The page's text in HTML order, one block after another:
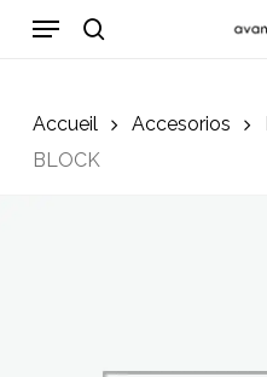
Menu
Accueil Accesorios
BLOCK